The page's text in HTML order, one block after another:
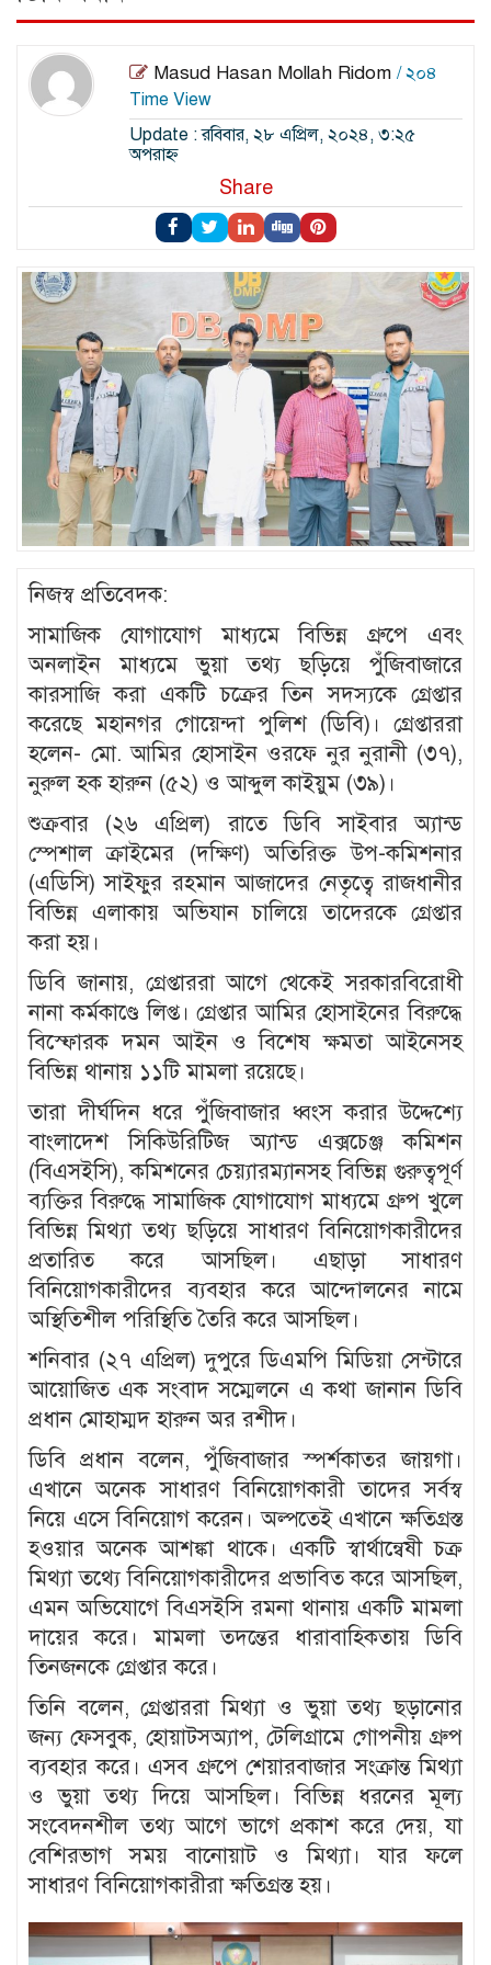
Masud Hasan Mollah Ridom / ২০৪
Time View
Update : রবিবার, ২৮ এপ্রিল, ২০২৪, ৩:২৫
অপরাহ্ন
Share
নিজস্ব প্রতিবেদক:
সামাজিক যোগাযোগ মাধ্যমে বিভিন্ন গ্রুপে এবং
অনলাইন মাধ্যমে ভুয়া তথ্য ছড়িয়ে পুঁজিবাজারে
কারসাজি করা একটি চক্রের তিন সদস্যকে গ্রেপ্তার
করেছে মহানগর গোয়েন্দা পুলিশ (ডিবি)। গ্রেপ্তাররা
হলেন- মো. আমির হোসাইন ওরফে নুর নুরানী (৩৭),
নুরুল হক হারুন (৫২) ও আব্দুল কাইয়ুম (৩৯)।
শুক্রবার (২৬ এপ্রিল) রাতে ডিবি সাইবার অ্যান্ড
স্পেশাল ক্রাইমের (দক্ষিণ) অতিরিক্ত উপ-কমিশনার
(এডিসি) সাইফুর রহমান আজাদের নেতৃত্বে রাজধানীর
বিভিন্ন এলাকায় অভিযান চালিয়ে তাদেরকে গ্রেপ্তার
করা হয়।
ডিবি জানায়, গ্রেপ্তাররা আগে থেকেই সরকারবিরোধী
নানা কর্মকাণ্ডে লিপ্ত। গ্রেপ্তার আমির হোসাইনের বিরুদ্ধে
বিস্ফোরক দমন আইন ও বিশেষ ক্ষমতা আইনেসহ
বিভিন্ন থানায় ১১টি মামলা রয়েছে।
তারা দীর্ঘদিন ধরে পুঁজিবাজার ধ্বংস করার উদ্দেশ্যে
বাংলাদেশ সিকিউরিটিজ অ্যান্ড এক্সচেঞ্জ কমিশন
(বিএসইসি), কমিশনের চেয়্যারম্যানসহ বিভিন্ন গুরুত্বপূর্ণ
ব্যক্তির বিরুদ্ধে সামাজিক যোগাযোগ মাধ্যমে গ্রুপ খুলে
বিভিন্ন মিথ্যা তথ্য ছড়িয়ে সাধারণ বিনিয়োগকারীদের
প্রতারিত করে আসছিল। এছাড়া সাধারণ
বিনিয়োগকারীদের ব্যবহার করে আন্দোলনের নামে
অস্থিতিশীল পরিস্থিতি তৈরি করে আসছিল।
শনিবার (২৭ এপ্রিল) দুপুরে ডিএমপি মিডিয়া সেন্টারে
আয়োজিত এক সংবাদ সম্মেলনে এ কথা জানান ডিবি
প্রধান মোহাম্মদ হারুন অর রশীদ।
ডিবি প্রধান বলেন, পুঁজিবাজার স্পর্শকাতর জায়গা।
এখানে অনেক সাধারণ বিনিয়োগকারী তাদের সর্বস্ব
নিয়ে এসে বিনিয়োগ করেন। অল্পতেই এখানে ক্ষতিগ্রস্ত
হওয়ার অনেক আশঙ্কা থাকে। একটি স্বার্থান্বেষী চক্র
মিথ্যা তথ্যে বিনিয়োগকারীদের প্রভাবিত করে আসছিল,
এমন অভিযোগে বিএসইসি রমনা থানায় একটি মামলা
দায়ের করে। মামলা তদন্তের ধারাবাহিকতায় ডিবি
তিনজনকে গ্রেপ্তার করে।
তিনি বলেন, গ্রেপ্তাররা মিথ্যা ও ভুয়া তথ্য ছড়ানোর
জন্য ফেসবুক, হোয়াটসঅ্যাপ, টেলিগ্রামে গোপনীয় গ্রুপ
ব্যবহার করে। এসব গ্রুপে শেয়ারবাজার সংক্রান্ত মিথ্যা
ও ভুয়া তথ্য দিয়ে আসছিল। বিভিন্ন ধরনের মূল্য
সংবেদনশীল তথ্য আগে ভাগে প্রকাশ করে দেয়, যা
বেশিরভাগ সময় বানোয়াট ও মিথ্যা। যার ফলে
সাধারণ বিনিয়োগকারীরা ক্ষতিগ্রস্ত হয়।